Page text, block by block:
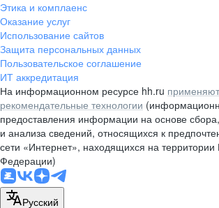
Этика и комплаенс
Оказание услуг
Использование сайтов
Защита персональных данных
Пользовательское соглашение
ИТ аккредитация
На информационном ресурсе hh.ru
рекомендательные технологии
предоставления информации на основе
и анализа сведений, относящихся к
сети «Интернет», находящихся на территории
Федерации)
Русский